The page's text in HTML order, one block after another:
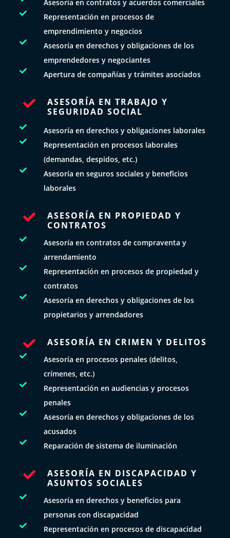
Asesoría en contratos y acuerdos comerciales

Representación en procesos de
emprendimiento y negocios

Asesoría en derechos y obligaciones de los
emprendedores y negociantes
 Apertura de compañías y trámites asociados

ASESORÍA EN TRABAJO Y
SEGURIDAD SOCIAL
 Asesoría en derechos y obligaciones laborales

Representación en procesos laborales
(demandas, despidos, etc.)

Asesoría en seguros sociales y beneficios
laborales

ASESORÍA EN PROPIEDAD Y
CONTRATOS

Asesoría en contratos de compraventa y
arrendamiento

Representación en procesos de propiedad y
contratos

Asesoría en derechos y obligaciones de los
propietarios y arrendadores
 ASESORÍA EN CRIMEN Y DELITOS

Asesoría en procesos penales (delitos,
crímenes, etc.)

Representación en audiencias y procesos
penales

Asesoría en derechos y obligaciones de los
acusados
 Reparación de sistema de iluminación

ASESORÍA EN DISCAPACIDAD Y
ASUNTOS SOCIALES

Asesoría en derechos y beneficios para
personas con discapacidad

Representación en procesos de discapacidad